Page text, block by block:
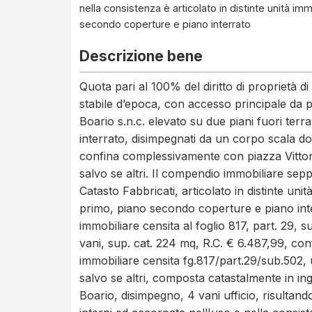
nella consistenza è articolato in distinte unità
secondo coperture e piano interrato
Descrizione bene
Quota pari al 100% del diritto di proprietà di fabbricato cielo - terra catastalmente ad uso uffici in stabile d’epoca, con accesso principale da piazza Vittorio Bottego n. 51, nonché da viale Campo Boario s.n.c. elevato su due piani fuori terra, oltre un piano servizi in copertura ed un piano interrato, disimpegnati da un corpo scala dotato di ascensore. Il fabbricato nel suo insieme confina complessivamente con piazza Vittorio Bottego, viale Campo Boario e via delle Conce salvo se altri. Il compendio immobiliare seppur unito nell’uso e nella consistenza, risulta presso il Catasto Fabbricati, articolato in distinte unità immobiliari ed è composto da piano terra, piano primo, piano secondo coperture e piano interrato, e precisamente:PIANO TERRA:Unità immobiliare censita al foglio 817, part. 29, sub. 501, z.c. 3, classe 4, cat. A/10, consistenza 7,5 vani, sup. cat. 224 mq, R.C. € 6.487,99, confinante con corpo scala di ingresso comune, unità immobiliare censita fg.817/part.29/sub.502, unità immobiliare censita fg.817/part.29/sub.503, salvo se altri, composta catastalmente in ingresso con autonomo accesso da viale Campo Boario, disimpegno, 4 vani ufficio, risultando di fatto variata nella disposizione dei tramezzi interni ed accorpata nell'uso e nella consistenza ai beni censiti al fg.817/p.29/sub.502 e fg.817/p.29/sub.503, articolandosi all'attualità in ingresso autonomo da viale Campo Boario, 2 disimpegni, 3 vani uffici, archivio, il tutto per una superficie convenzionale complessiva di mq. 224,00 circa.Unità immobiliare censita al foglio 817, part. 29, sub. 502 (già sub.1), z.c. 3, classe 4, cat. A/10, consistenza 7,0 vani, sup. cat. 202 mq, R.C. € 6.055,46, confinante con corpo scala di ingresso comune, distacco su piazza Vittorio Bottego, distacco su viale del Campo Boario, unità immobiliare censita fg.817/part.29/sub.501 salvo se altri, composta catastalmente in ingresso, disimpegno, 6 vani uffici, bagno e antibagno, risultando di fatto variata nella disposizione dei tramezzi interni ed accorpata nell'uso e nella consistenza al bene censito al fg.817/p.29/sub.501, realizzato in ampliamento del corpo originale pregiudicando la funzionalità di taluni affacci liberi del cespite de quo con la tamponatura di due finestre e la realizzazione di due varchi di comunicazione con il sub.501, articolandosi all'attualità in disimpegno, 5 vani uffici, archivio, coffe break, 2 w.c. e antibagno, il tutto per una superficie convenzionale complessiva di mq. 202,00 circaUnità immobiliare, censita al foglio 817, part. 29, sub. 503 (già sub.2-3), z.c. 3, classe 4, cat. A/10, consistenza 8,0 vani, sup. cat. 209 mq, R.C. € 6.920,52, confinante con corpo scala di ingresso comune, distacco su piazza Vittorio Bottego, distacco su via delle Conce, unità immobiliare censita fg.817/part.29/sub.501, unità immobiliare censita fg.817/part.29/sub.504, salvo se altri, composta catastalmente in ingresso, 2 disimpegni, 6 vani uffici, 4 w.c., antibagno, oltre ad un’area ospitante l’ascensore ed il pianerottolo di sbarco, apparentemente di uso comune (circostanza che non incide sulla valutazione del bene in quanto oggetto della vendita è l’intero stabile cielo terra), risultando di fatto variata nella disposizione dei tramezzi interni ed accorpata nell'uso e nella consistenza ai beni censiti al fg.817/p.29/sub.504 e fg.817/p.29/sub.501 realizzato in ampliamento al corpo originale pregiudicando la funzionalità di taluni affacci liberi del cespite de quo con la tamponatura di una finestre e la realizzazione di due varchi in comunicazione tra il sub.501 ed il sub.503, articolandosi all'attualità unitamente al sub.504 in 3 disimpegni, 7 vani uffici, ripostiglio, vano ascensore e 3 w.c. con antibagno, il tutto per una superficie convenzionale complessiva di mq. 209,00 circaUnità immobiliare censita al foglio 817, part. 29, sub. 504 (già sub. 8), z.c. 3, classe 4, cat. A/10, consistenza 4,0 vani, sup. cat. 51 mq, R.C. € 3.460,25, confinante con distacco su via delle Conce, unità immobiliare censita fg.817/part.29/sub.501, unità immobiliare censita fg.817/part.29/sub.503, salvo se altri, composta catastalmente in 4 vani ufficio con piccolo ripostiglio, risultando di fatto tamponata una finestra e modificata la porta in finestra (variazione del prospetto), variata la disposizione dei tramezzi interni ed accorpato l'uso e la consistenza al bene censito al fg.817/p.29/sub.503 (a cui si